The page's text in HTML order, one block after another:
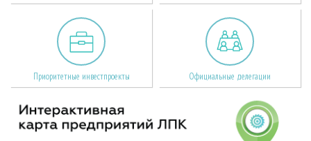
Приоритетные инвестпроекты Официальные делегации